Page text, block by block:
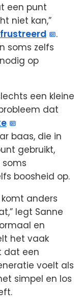
een punt
niet kan,”
.
soms zelfs
op
een kleine
dat
baas, die in
gebruikt,
boosheid op.
anders
legt Sanne
en
het vaak
dat een
voelt als
simpel en los